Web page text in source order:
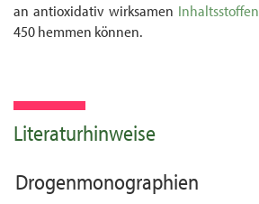
an antioxidativ wirksamen Inhaltsstoffen
450 hemmen können.
Literaturhinweise
Drogenmonographien